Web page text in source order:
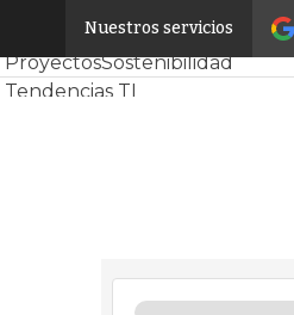
Nuestros servicios
Servidores CPD y Mercado
ProyectosSostenibilidad
Tendencias TI